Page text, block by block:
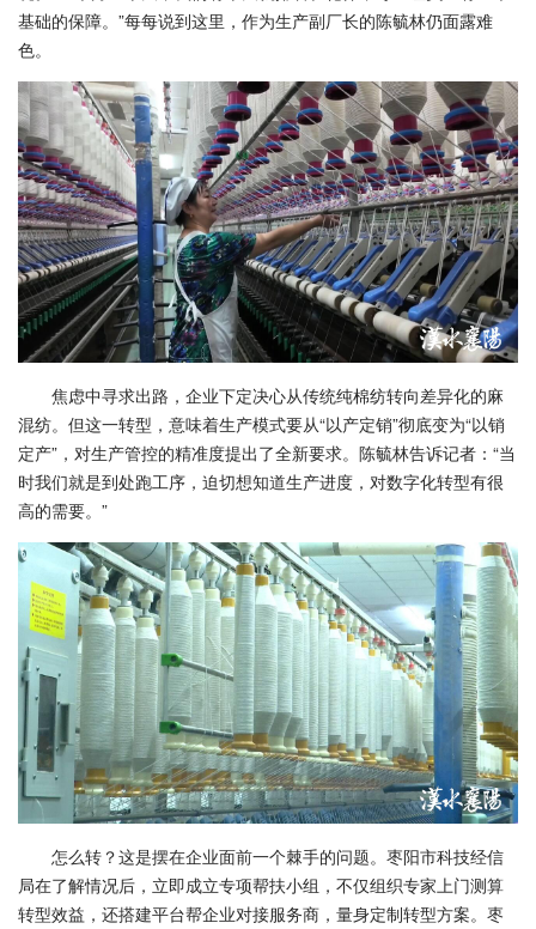
基础的保障。”每每说到这里，作为生产副厂长的陈毓林仍面露难
色。
焦虑中寻求出路，企业下定决心从传统纯棉纺转向差异化的麻
混纺。但这一转型，意味着生产模式要从“以产定销”彻底变为“以销
定产”，对生产管控的精准度提出了全新要求。陈毓林告诉记者：“当
时我们就是到处跑工序，迫切想知道生产进度，对数字化转型有很
高的需要。”
怎么转？这是摆在企业面前一个棘手的问题。枣阳市科技经信
局在了解情况后，立即成立专项帮扶小组，不仅组织专家上门测算
转型效益，还搭建平台帮企业对接服务商，量身定制转型方案。枣